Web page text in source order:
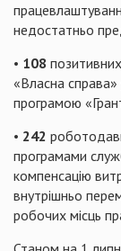
недостатньо
• 108
«Власна
програмою
• 242
програмами
компенсацію
внутрішньо
робочих місць